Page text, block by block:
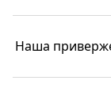
Наша